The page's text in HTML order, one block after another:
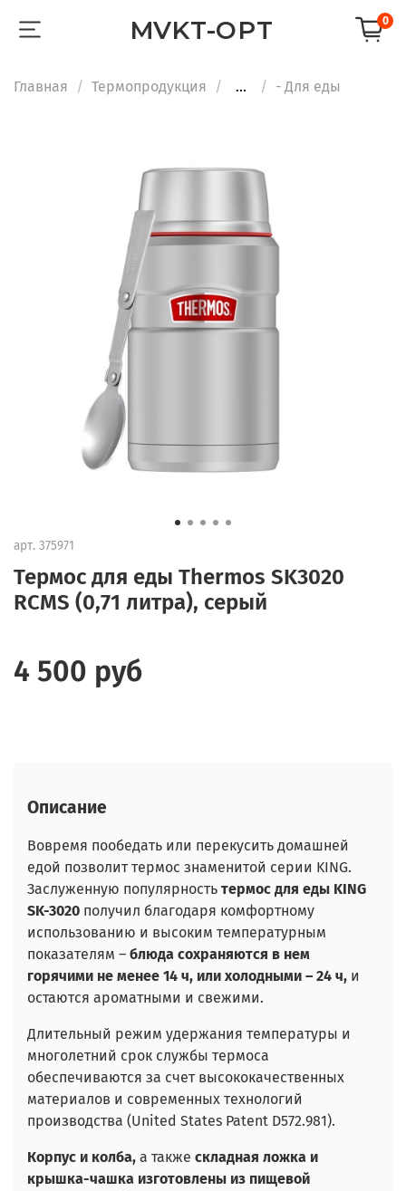
MVKT-OPT 0
Главная Термопродукция ... - Для еды
арт. 375971
Термос для еды Thermos SK3020
RCMS (0,71 литра), серый
4 500 руб
Описание
Вовремя пообедать или перекусить домашней
едой позволит термос знаменитой серии KING.
Заслуженную популярность термос для еды KING
SK-3020 получил благодаря комфортному
использованию и высоким температурным
показателям – блюда сохраняются в нем
горячими не менее 14 ч, или холодными – 24 ч, и
остаются ароматными и свежими.
Длительный режим удержания температуры и
многолетний срок службы термоса
обеспечиваются за счет высококачественных
материалов и современных технологий
производства (United States Patent D572.981).
Корпус и колба, а также складная ложка и
крышка-чашка изготовлены из пищевой